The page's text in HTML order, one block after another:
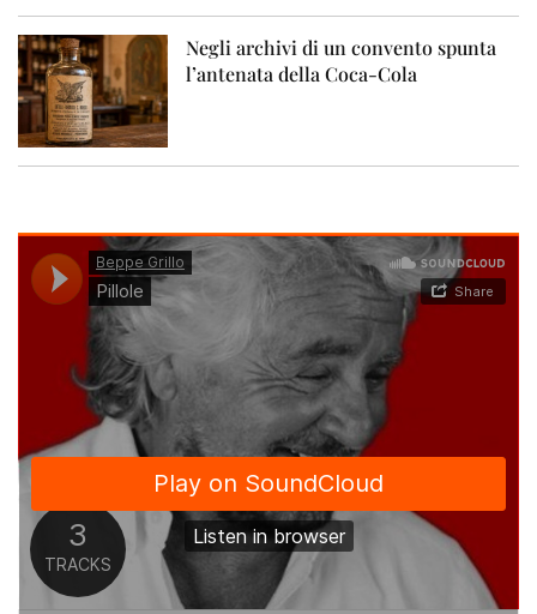
Negli archivi di un convento spunta
l’antenata della Coca-Cola